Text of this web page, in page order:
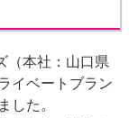
（本社：山口県
イベートブラン
した。